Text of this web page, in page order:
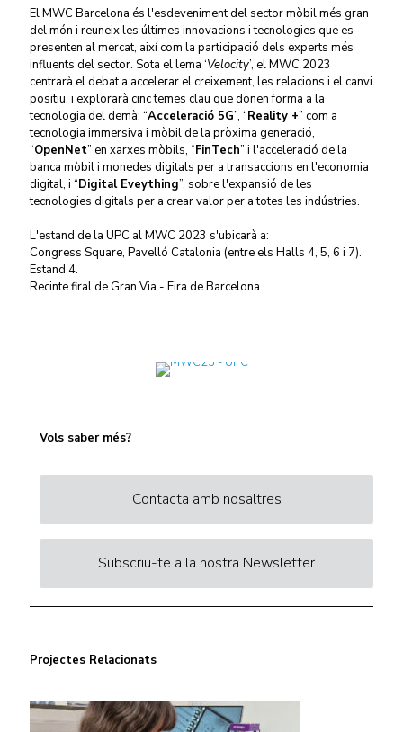
El MWC Barcelona és l'esdeveniment del sector mòbil més gran
del món i reuneix les últimes innovacions i tecnologies que es
presenten al mercat, així com la participació dels experts més
influents del sector. Sota el lema ‘Velocity’, el MWC 2023
centrarà el debat a accelerar el creixement, les relacions i el canvi
positiu, i explorarà cinc temes clau que donen forma a la
tecnologia del demà: “Acceleració 5G”, “Reality +” com a
tecnologia immersiva i mòbil de la pròxima generació,
“OpenNet” en xarxes mòbils, “FinTech” i l'acceleració de la
banca mòbil i monedes digitals per a transaccions en l'economia
digital, i “Digital Eveything”, sobre l'expansió de les
tecnologies digitals per a crear valor per a totes les indústries.
L'estand de la UPC al MWC 2023 s'ubicarà a:
Congress Square, Pavelló Catalonia (entre els Halls 4, 5, 6 i 7).
Estand 4.
Recinte firal de Gran Via - Fira de Barcelona.
Vols saber més?
Contacta amb nosaltres
Subscriu-te a la nostra Newsletter
Projectes Relacionats